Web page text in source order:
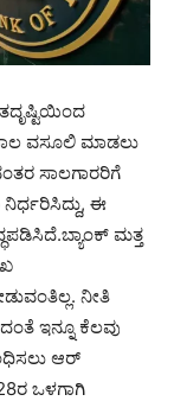
ವಸೂಲಿ ಮಾಡಲು
ಸಾಲಗಾರರಿಗೆ
ಈ
ಮತ್ತ
ನೀತಿ
ಇನ್ನೂ ಕೆಲವು
ಆರ್
ಒಳಗಾಗಿ